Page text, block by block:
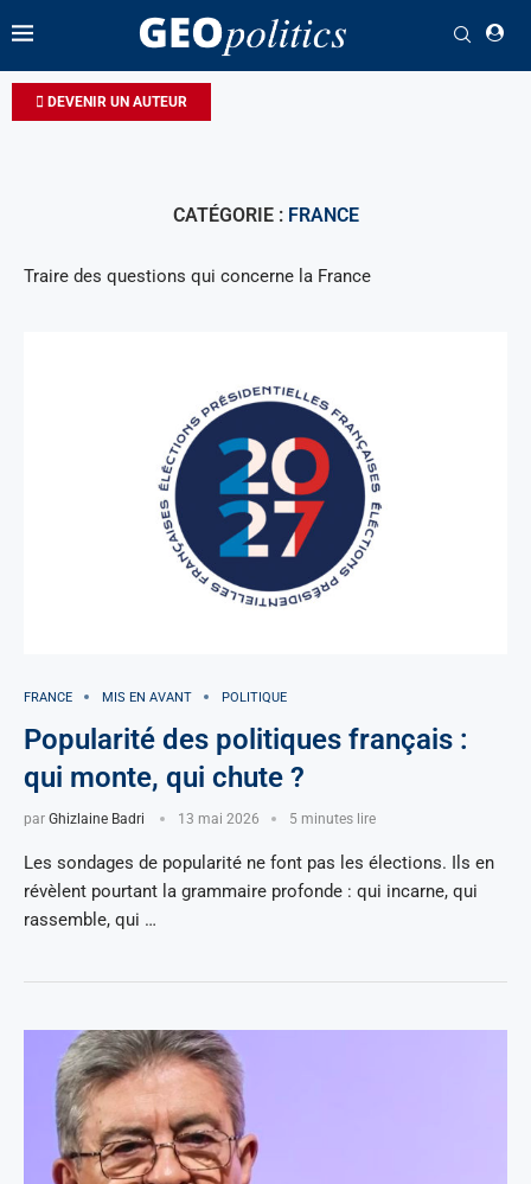
DEVENIR UN AUTEUR
CATÉGORIE : FRANCE
Traire des questions qui concerne la France
FRANCE MIS EN AVANT POLITIQUE
Popularité des politiques français :
qui monte, qui chute ?
par Ghizlaine Badri 13 mai 2026 5 minutes lire
Les sondages de popularité ne font pas les élections. Ils en
révèlent pourtant la grammaire profonde : qui incarne, qui
rassemble, qui …